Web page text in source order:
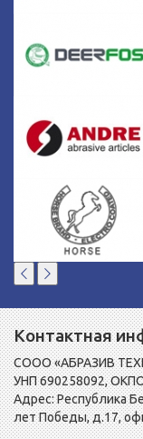
Контактная
СООО «АБРАЗИВ
УНП 690258092,
Адрес: Республика
лет Победы, д.17,